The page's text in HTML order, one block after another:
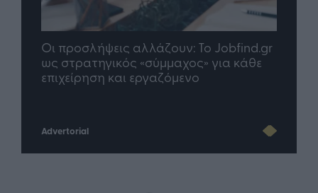
TP Greece: Πώς διαμορφώνεται το
μέλλον του Insurance στην εποχή του AI
Advertorial